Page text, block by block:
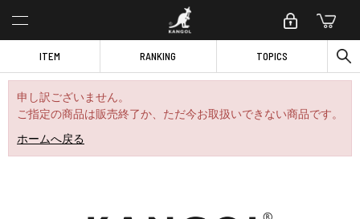
ITEM RANKING TOPICS
申し訳ございません。
ご指定の商品は販売終了か、ただ今お取扱いできない商品です。
ホームへ戻る